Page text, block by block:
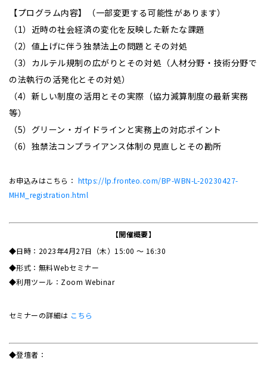
【プログラム内容】（一部変更する可能性があります）
（1）近時の社会経済の変化を反映した新たな課題
（2）値上げに伴う独禁法上の問題とその対処
（3）カルテル規制の広がりとその対処（人材分野・技術分野で
の法執行の活発化とその対処）
（4）新しい制度の活用とその実際（協力減算制度の最新実務
等）
（5）グリーン・ガイドラインと実務上の対応ポイント
（6）独禁法コンプライアンス体制の見直しとその勘所
お申込みはこちら： https://lp.fronteo.com/BP-WBN-L-20230427-
MHM_registration.html
【開催概要】
◆日時：2023年4月27日（木）15:00 ～ 16:30
◆形式：無料Webセミナー
◆利用ツール：Zoom Webinar
セミナーの詳細は こちら
◆登壇者：